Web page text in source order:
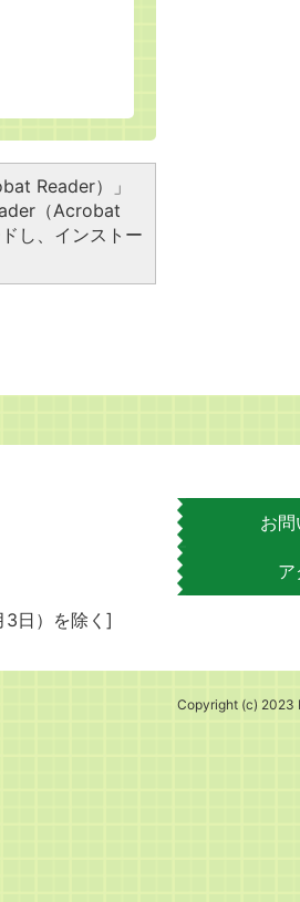
Reader）」
（Acrobat
し、インストー
3日）を除く]
お
ア
Copyright (c) 2023